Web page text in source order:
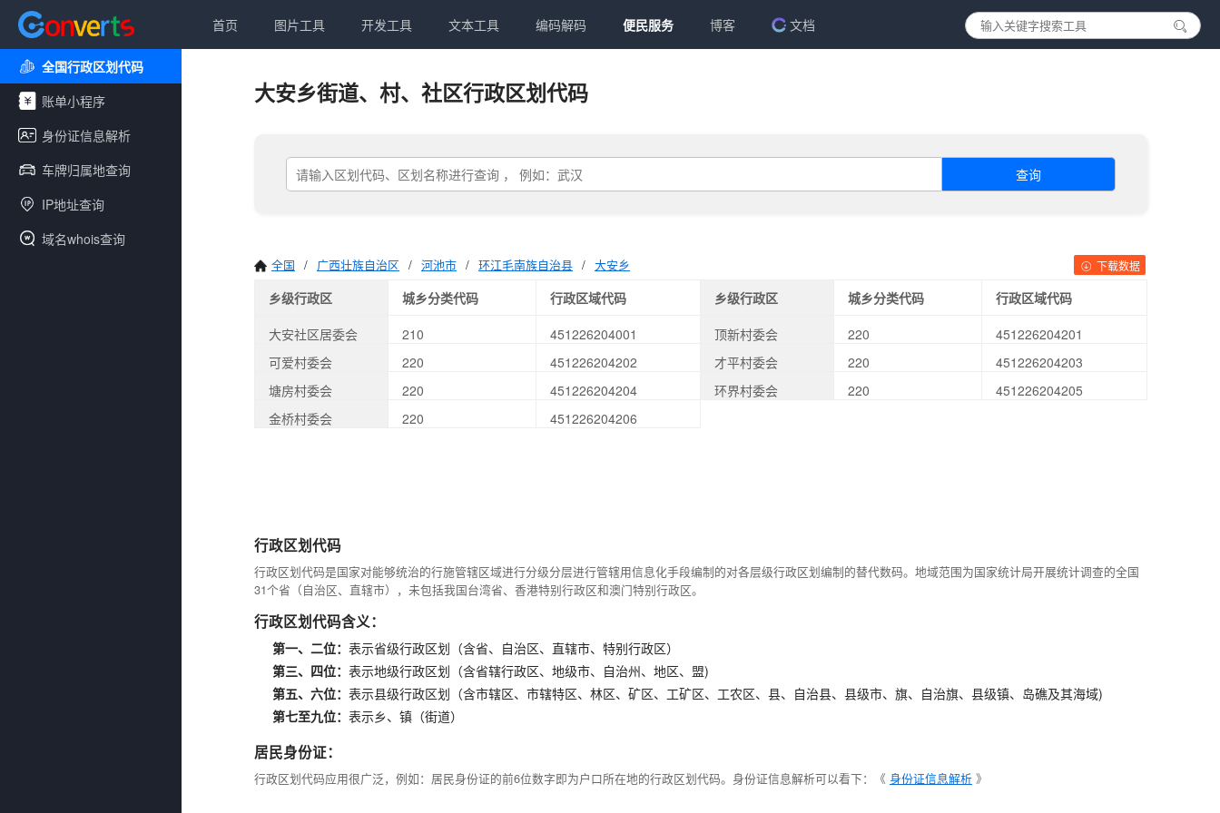
首页 图片工具 开发工具 文本工具 编码解码 便民服务 博客 文档
全国行政区划代码
账单小程序
身份证信息解析
车牌归属地查询
IP地址查询
域名whois查询
大安乡街道、村、社区行政区划代码
查询
全国 / 广西壮族自治区 / 河池市 / 环江毛南族自治县 / 大安乡 下载数据
乡级行政区 城乡分类代码 行政区域代码 乡级行政区 城乡分类代码
行政区域代码
大安社区居委会
210 451226204001 顶新村委会 220
451226204201
可爱村委会
220 451226204202 才平村委会 220
451226204203
塘房村委会
220 451226204204 环界村委会 220
451226204205
金桥村委会
220 451226204206
行政区划代码
行政区划代码是国家对能够统治的行施管辖区域进行分级分层进行管辖用信息化手段编制的对各层级行政区划编制的替代数码。地域范围为国家统计局开展统计调查的全国
31个省（自治区、直辖市），未包括我国台湾省、香港特别行政区和澳门特别行政区。
行政区划代码含义：
第一、二位： 表示省级行政区划（含省、自治区、直辖市、特别行政区）
第三、四位： 表示地级行政区划（含省辖行政区、地级市、自治州、地区、盟)
第五、六位： 表示县级行政区划（含市辖区、市辖特区、林区、矿区、工矿区、工农区、县、自治县、县级市、旗、自治旗、县级镇、岛礁及其海域)
第七至九位： 表示乡、镇（街道）
居民身份证：
行政区划代码应用很广泛，例如：居民身份证的前6位数字即为户口所在地的行政区划代码。身份证信息解析可以看下：《 身份证信息解析 》